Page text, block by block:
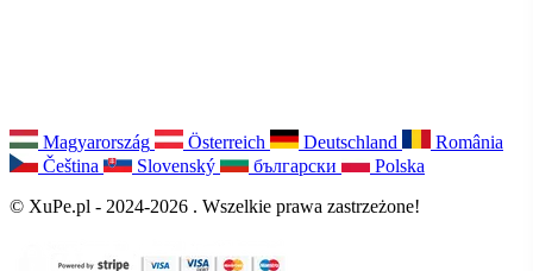
Magyarország Österreich Deutschland
România
Čeština
Slovenský български
Polska
© XuPe.pl - 2024-2026 . Wszelkie prawa zastrzeżone!